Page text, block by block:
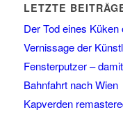
LETZTE
Der Tod eines Küken
Vernissage der
Fensterputzer –
Bahnfahrt nach Wien
Kapverden